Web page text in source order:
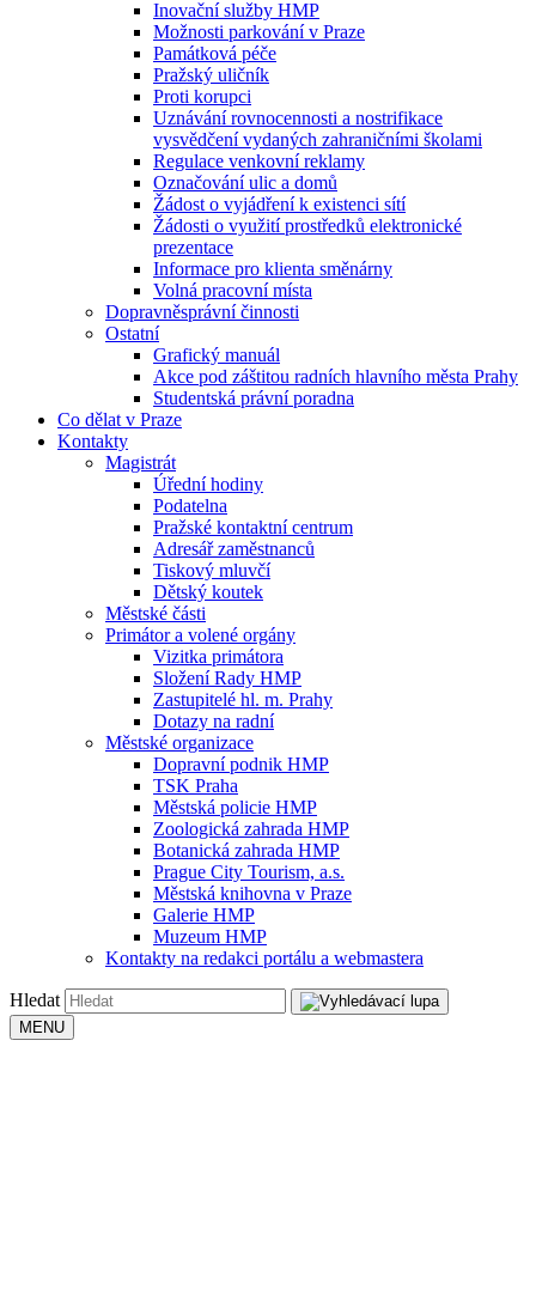
Inovační služby HMP
Možnosti parkování v Praze
Památková péče
Pražský uličník
Proti korupci
Uznávání rovnocennosti a nostrifikace
vysvědčení vydaných zahraničními školami
Regulace venkovní reklamy
Označování ulic a domů
Žádost o vyjádření k existenci sítí
Žádosti o využití prostředků elektronické
prezentace
Informace pro klienta směnárny
Volná pracovní místa
Dopravněsprávní činnosti
Ostatní
Grafický manuál
Akce pod záštitou radních hlavního města Prahy
Studentská právní poradna
Co dělat v Praze
Kontakty
Magistrát
Úřední hodiny
Podatelna
Pražské kontaktní centrum
Adresář zaměstnanců
Tiskový mluvčí
Dětský koutek
Městské části
Primátor a volené orgány
Vizitka primátora
Složení Rady HMP
Zastupitelé hl. m. Prahy
Dotazy na radní
Městské organizace
Dopravní podnik HMP
TSK Praha
Městská policie HMP
Zoologická zahrada HMP
Botanická zahrada HMP
Prague City Tourism, a.s.
Městská knihovna v Praze
Galerie HMP
Muzeum HMP
Kontakty na redakci portálu a webmastera
Hledat
MENU